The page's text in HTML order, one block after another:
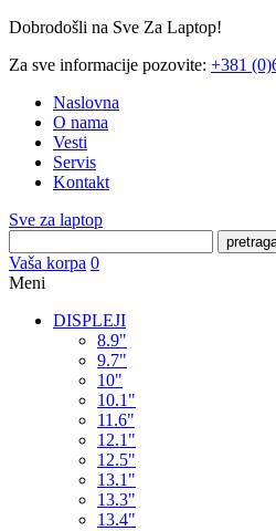
Dobrodošli na Sve Za Laptop!
Za sve informacije pozovite: +381
Naslovna
O nama
Vesti
Servis
Kontakt
Sve za laptop
Vaša korpa 0
Meni
DISPLEJI
8.9"
9.7"
10"
10.1"
11.6"
12.1"
12.5"
13.1"
13.3"
13.4"